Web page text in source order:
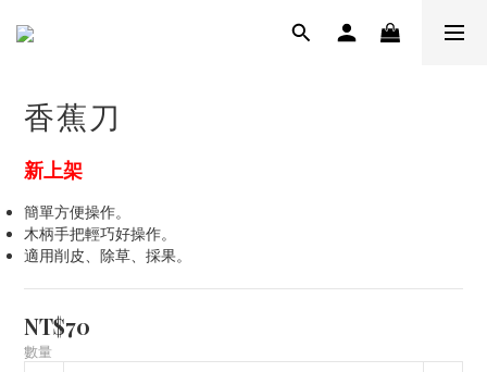
香蕉刀
新上架
簡單方便操作。
木柄手把輕巧好操作。
適用削皮、除草、採果。
NT$70
數量